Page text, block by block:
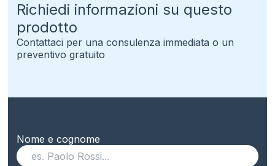
Richiedi informazioni su questo
prodotto
Contattaci per una consulenza immediata o un
preventivo gratuito
Nome e cognome